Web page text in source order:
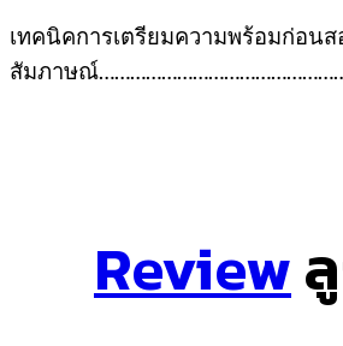
เทคนิคการเตรียมความพร้อมก่อนส
สัมภาษณ์
Review